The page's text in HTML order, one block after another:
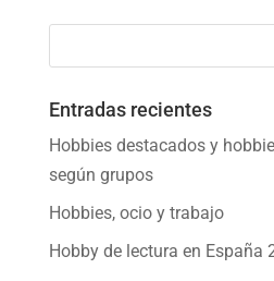
Entradas recientes
Hobbies destacados y
según grupos
Hobbies, ocio y trabajo
Hobby de lectura en España